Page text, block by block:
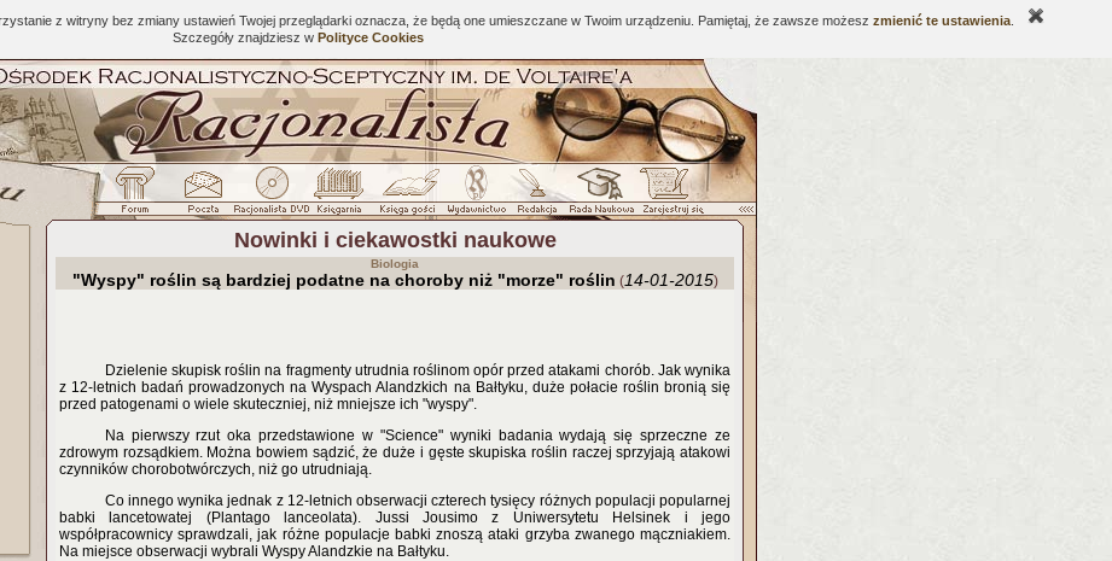
z witryny bez zmiany ustawień Twojej przeglądarki oznacza, że będą one umieszczane w Twoim urządzeniu. Pamiętaj, że zawsze możesz zmienić te ustawienia
Szczegóły znajdziesz w Polityce Cookies
Nowinki i ciekawostki naukowe
Biologia
"Wyspy" roślin są bardziej podatne na choroby niż "morze" roślin (14-01-2015)
Dzielenie skupisk roślin na fragmenty utrudnia roślinom opór przed atakami chorób. Jak wynika
z 12-letnich badań prowadzonych na Wyspach Alandzkich na Bałtyku, duże połacie roślin bronią się
przed patogenami o wiele skuteczniej, niż mniejsze ich "wyspy".
Na pierwszy rzut oka przedstawione w "Science" wyniki badania wydają się sprzeczne ze
zdrowym rozsądkiem. Można bowiem sądzić, że duże i gęste skupiska roślin raczej sprzyjają atakowi
czynników chorobotwórczych, niż go utrudniają.
Co innego wynika jednak z 12-letnich obserwacji czterech tysięcy różnych populacji popularnej
babki lancetowatej (Plantago lanceolata). Jussi Jousimo z Uniwersytetu Helsinek i jego
współpracownicy sprawdzali, jak różne populacje babki znoszą ataki grzyba zwanego mączniakiem.
Na miejsce obserwacji wybrali Wyspy Alandzkie na Bałtyku.